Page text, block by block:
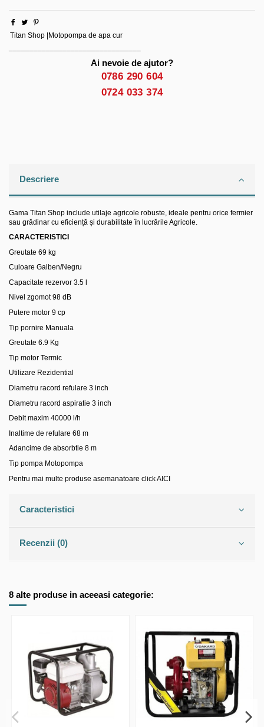
Titan Shop |Motopompa de apa cur
Ai nevoie de ajutor?
0786 290 604
0724 033 374
Descriere
Gama Titan Shop include utilaje agricole robuste, ideale pentru orice fermier
sau grădinar cu eficiență și durabilitate în lucrările Agricole.
CARACTERISTICI
Greutate 69 kg
Culoare Galben/Negru
Capacitate rezervor 3.5 l
Nivel zgomot 98 dB
Putere motor 9 cp
Tip pornire Manuala
Greutate 6.9 Kg
Tip motor Termic
Utilizare Rezidential
Diametru racord refulare 3 inch
Diametru racord aspiratie 3 inch
Debit maxim 40000 l/h
Inaltime de refulare 68 m
Adancime de absorbtie 8 m
Tip pompa Motopompa
Pentru mai multe produse asemanatoare click AICI
Caracteristici
Recenzii (0)
8 alte produse in aceeasi categorie: